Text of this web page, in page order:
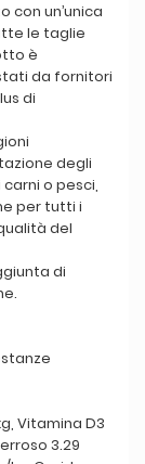
con un’unica
le taglie
è
da fornitori
di
degli
o pesci,
per tutti i
del
di
Vitamina D3
3.29